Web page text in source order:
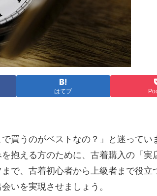
はてブ
買うのがベストなの？」と迷って
抱える方のために、古着購入の「
で、古着初心者から上級者まで役
いを実現させましょう。